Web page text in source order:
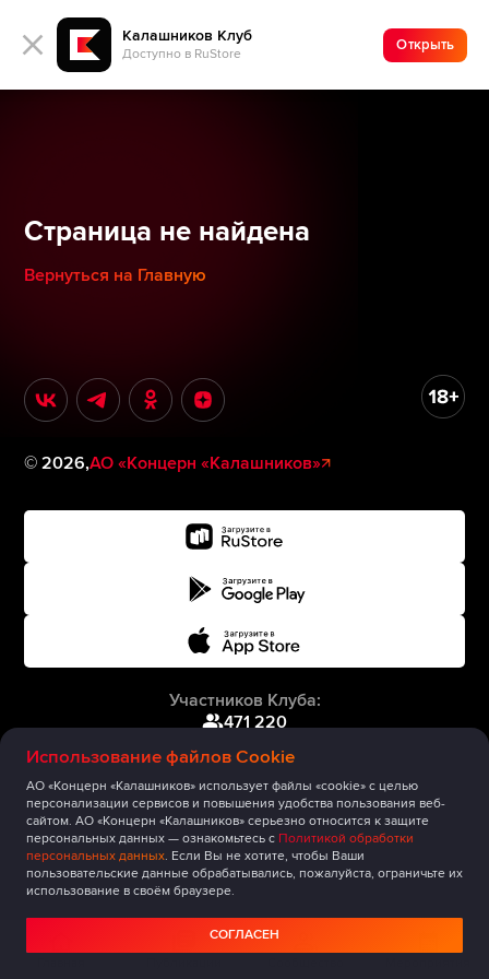
Калашников Клуб
Доступно в RuStore
Открыть
Использование файлов Cookie
АО «Концерн «Калашников» использует файлы «cookie» с целью
персонализации сервисов и повышения удобства пользования веб-
сайтом. АО «Концерн «Калашников» серьезно относится к защите
персональных данных — ознакомьтесь с Политикой обработки
персональных данных. Если Вы не хотите, чтобы Ваши
пользовательские данные обрабатывались, пожалуйста, ограничьте их
использование в своём браузере.
СОГЛАСЕН
Страница не найдена
Вернуться на Главную
©2026,АО «Концерн «Калашников»
Участников Клуба:
471 220